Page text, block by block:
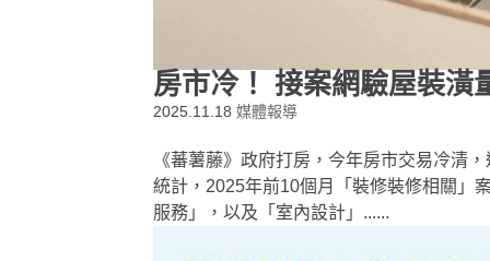
房市冷！ 接案網驗屋裝潢
2025.11.18 媒體報導
《蕃薯藤》政府打房，今年房市交易冷清
統計，2025年前10個月「裝修裝修相關」
服務」，以及「室內設計」......